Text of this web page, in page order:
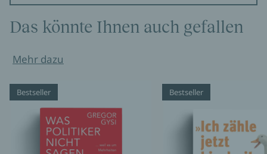
Das könnte Ihnen auch gefallen
Mehr dazu
Bestseller Bestseller